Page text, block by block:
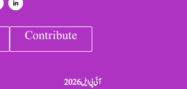
Contribute
آئی پی ایل 2026